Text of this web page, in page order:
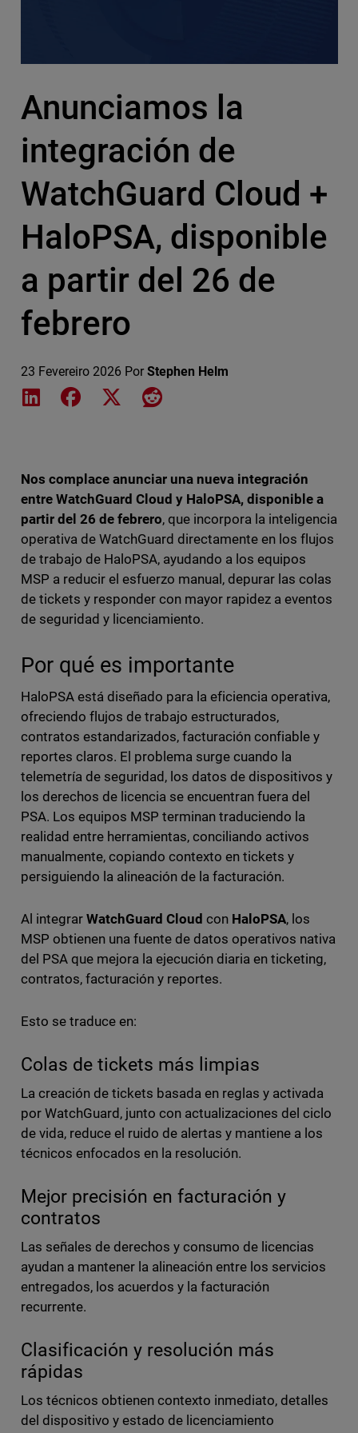
Anunciamos la
integración de
WatchGuard Cloud +
HaloPSA, disponible
a partir del 26 de
febrero
23 Fevereiro 2026 Por Stephen Helm
Share on LinkedIn
Share on Facebook
Share on XShare on Reddit
Nos complace anunciar una nueva integración
entre WatchGuard Cloud y HaloPSA, disponible a
partir del 26 de febrero, que incorpora la inteligencia
operativa de WatchGuard directamente en los flujos
de trabajo de HaloPSA, ayudando a los equipos
MSP a reducir el esfuerzo manual, depurar las colas
de tickets y responder con mayor rapidez a eventos
de seguridad y licenciamiento.
Por qué es importante
HaloPSA está diseñado para la eficiencia operativa,
ofreciendo flujos de trabajo estructurados,
contratos estandarizados, facturación confiable y
reportes claros. El problema surge cuando la
telemetría de seguridad, los datos de dispositivos y
los derechos de licencia se encuentran fuera del
PSA. Los equipos MSP terminan traduciendo la
realidad entre herramientas, conciliando activos
manualmente, copiando contexto en tickets y
persiguiendo la alineación de la facturación.
Al integrar WatchGuard Cloud con HaloPSA, los
MSP obtienen una fuente de datos operativos nativa
del PSA que mejora la ejecución diaria en ticketing,
contratos, facturación y reportes.
Esto se traduce en:
Colas de tickets más limpias
La creación de tickets basada en reglas y activada
por WatchGuard, junto con actualizaciones del ciclo
de vida, reduce el ruido de alertas y mantiene a los
técnicos enfocados en la resolución.
Mejor precisión en facturación y
contratos
Las señales de derechos y consumo de licencias
ayudan a mantener la alineación entre los servicios
entregados, los acuerdos y la facturación
recurrente.
Clasificación y resolución más
rápidas
Los técnicos obtienen contexto inmediato, detalles
del dispositivo y estado de licenciamiento